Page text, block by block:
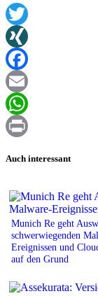
Twitter
XING
Facebook
Email
WhatsApp
Auch interessant
Munich Re geht
schwerwiegenden
Ereignissen und
auf den Grund